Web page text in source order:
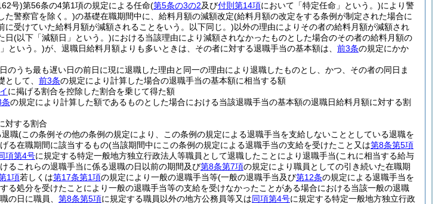
号)第56条の4第1項の規定による任命(第5条の3の2及び付則第14項において「特定任命」という。)により警
た警察官を除く。)の基礎在職期間中に、給料月額の減額改定(給料月額の改定をする条例が制定された場合に
受けていた給料月額が減額されることをいう。以下同じ。)以外の理由によりその者の給料月額が減額され
日(以下「減額日」という。)における当該理由により減額されなかったものとした場合のその者の給料月額の
という。)が、退職日給料月額よりも多いときは、その者に対する退職手当の基本額は、 前3条の規定にかか
のうち最も遅い日の前日に現に退職した理由と同一の理由により退職したものとし、かつ、その者の同日ま
して、 前3条の規定により計算した場合の退職手当の基本額に相当する額
イに掲げる割合を控除した割合を乗じて得た額
の規定により計算した額であるものとした場合における当該退職手当の基本額の退職日給料月額に対する割
対する割合
退職(この条例その他の条例の規定により、この条例の規定による退職手当を支給しないこととしている退職を
る在職期間に該当するもの(当該期間中にこの条例の規定による退職手当の支給を受けたこと又は第8条第5項
項第4号に規定する特定一般地方独立行政法人等職員として退職したことにより退職手当(これに相当する給与
るこれらの退職手当に係る退職の日以前の期間及び第8条第7項の規定により職員としての引き続いた在職期
1項若しくは第17条第1項の規定により一般の退職手当等(一般の退職手当及び第12条の規定による退職手当を
る処分を受けたことにより一般の退職手当等の支給を受けなかったことがある場合における当該一般の退職
の日に職員、 第8条第5項に規定する職員以外の地方公務員等又は同項第4号に規定する特定一般地方独立行政